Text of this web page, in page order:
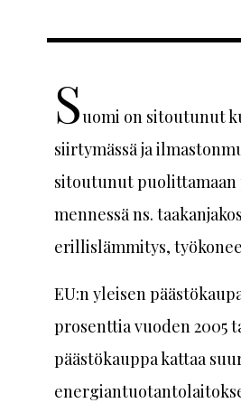
Suomi on sitoutunut
siirtymässä ja
sitoutunut puolittamaan
mennessä ns.
erillislämmitys,
EU:n yleisen
prosenttia vuoden 2005
päästökauppa kattaa